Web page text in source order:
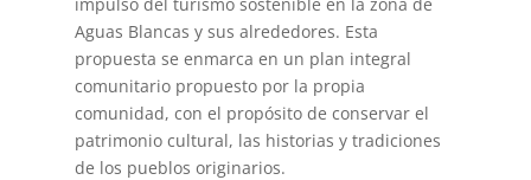
Aguas Blancas y sus alrededores. Esta
propuesta se enmarca en un plan integral
comunitario propuesto por la propia
comunidad, con el propósito de conservar el
patrimonio cultural, las historias y tradiciones
de los pueblos originarios.